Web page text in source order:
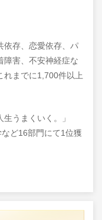
依存、恋愛依存、パ
障害、不安神経症な
れまでに1,700件以上
うまくいく。」
ど16部門にて1位獲